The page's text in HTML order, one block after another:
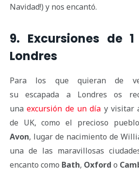
Navidad!) y nos encantó.
9. Excursiones de
Londres
Para los que quieran de
su escapada a Londres os
unaexcursión de un día y visitar
de UK, como el precioso pueblo
Avon, lugar de nacimiento de
una de las maravillosas
encanto como Bath, Oxford o